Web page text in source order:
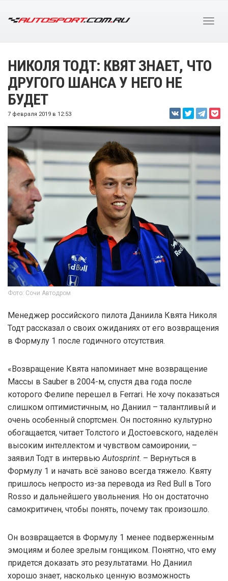
НИКОЛЯ ТОДТ: КВЯТ ЗНАЕТ, ЧТО
ДРУГОГО ШАНСА У НЕГО НЕ
БУДЕТ
7 февраля 2019 в 12:53
Фото: Сочи Автодром
Менеджер российского пилота Даниила Квята Николя
Тодт рассказал о своих ожиданиях от его возвращения
в Формулу 1 после годичного отсутствия.
«Возвращение Квята напоминает мне возвращение
Массы в Sauber в 2004-м, спустя два года после
которого Фелипе перешел в Ferrari. Не хочу показаться
слишком оптимистичным, но Даниил – талантливый и
очень особенный спортсмен. Он постоянно культурно
обогащается, читает Толстого и Достоевского, наделён
высоким интеллектом и чувством самоиронии, –
заявил Тодт в интервью Autosprint. – Вернуться в
Формулу 1 и начать всё заново всегда тяжело. Квяту
пришлось непросто из-за перевода из Red Bull в Toro
Rosso и дальнейшего увольнения. Но он достаточно
самокритичен, чтобы понять, почему так произошло.
Он возвращается в Формулу 1 менее подверженным
эмоциям и более зрелым гонщиком. Понятно, что ему
придется доказать это результатами. Но Даниил
хорошо знает, насколько ценную возможность